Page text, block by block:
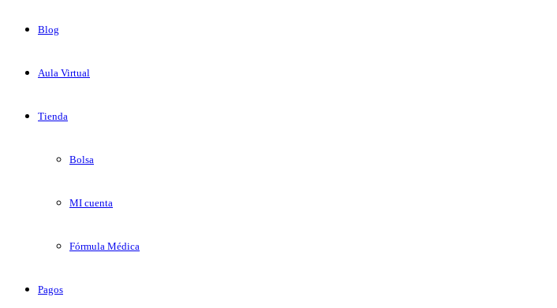
Blog
Aula Virtual
Tienda
Bolsa
MI cuenta
Fórmula Médica
Pagos